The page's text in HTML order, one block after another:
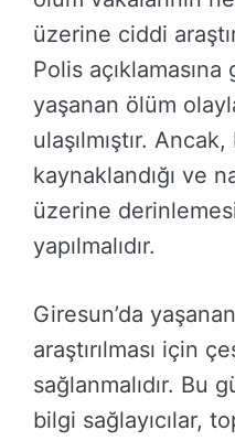
üzerine ciddi
Polis açıklamasına
yaşanan ölüm
ulaşılmıştır.
kaynaklandığı ve
üzerine
yapılmalıdır.
Giresun’da
araştırılması için
sağlanmalıdır. Bu
bilgi sağlayıcılar,